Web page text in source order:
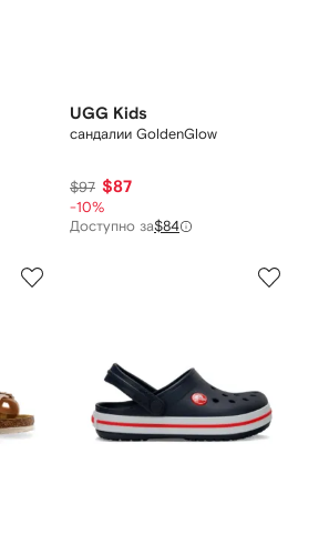
UGG Kids
сандалии GoldenGlow
$97 $87
-10%
Доступно за$84